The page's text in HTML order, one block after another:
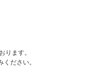
ります。
ださい。